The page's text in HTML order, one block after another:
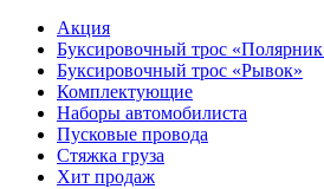
Акция
Буксировочный трос
Буксировочный трос «Рывок»
Комплектующие
Наборы автомобилиста
Пусковые провода
Стяжка груза
Хит продаж